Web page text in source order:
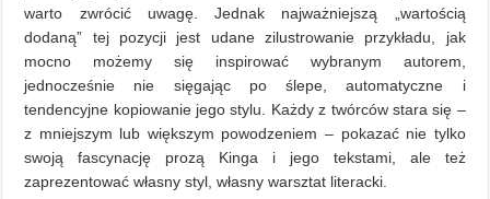
warto zwrócić uwagę. Jednak najważniejszą „wartością
dodaną” tej pozycji jest udane zilustrowanie przykładu, jak
mocno możemy się inspirować wybranym autorem,
jednocześnie nie sięgając po ślepe, automatyczne i
tendencyjne kopiowanie jego stylu. Każdy z twórców stara się –
z mniejszym lub większym powodzeniem – pokazać nie tylko
swoją fascynację prozą Kinga i jego tekstami, ale też
zaprezentować własny styl, własny warsztat literacki.